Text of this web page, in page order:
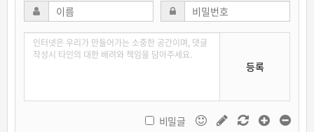
등록
비밀글